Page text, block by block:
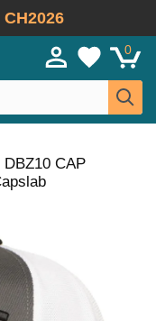
CH2026
0
CAP